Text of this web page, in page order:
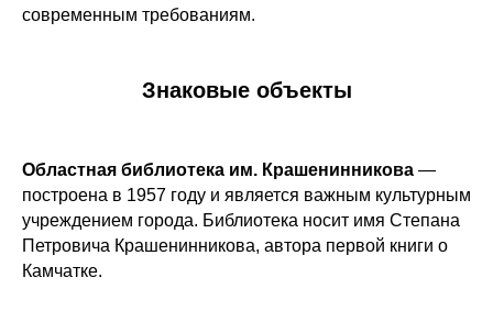
современным требованиям.
Знаковые объекты
Областная библиотека им. Крашенинникова —
построена в 1957 году и является важным культурным
учреждением города. Библиотека носит имя Степана
Петровича Крашенинникова, автора первой книги о
Камчатке.